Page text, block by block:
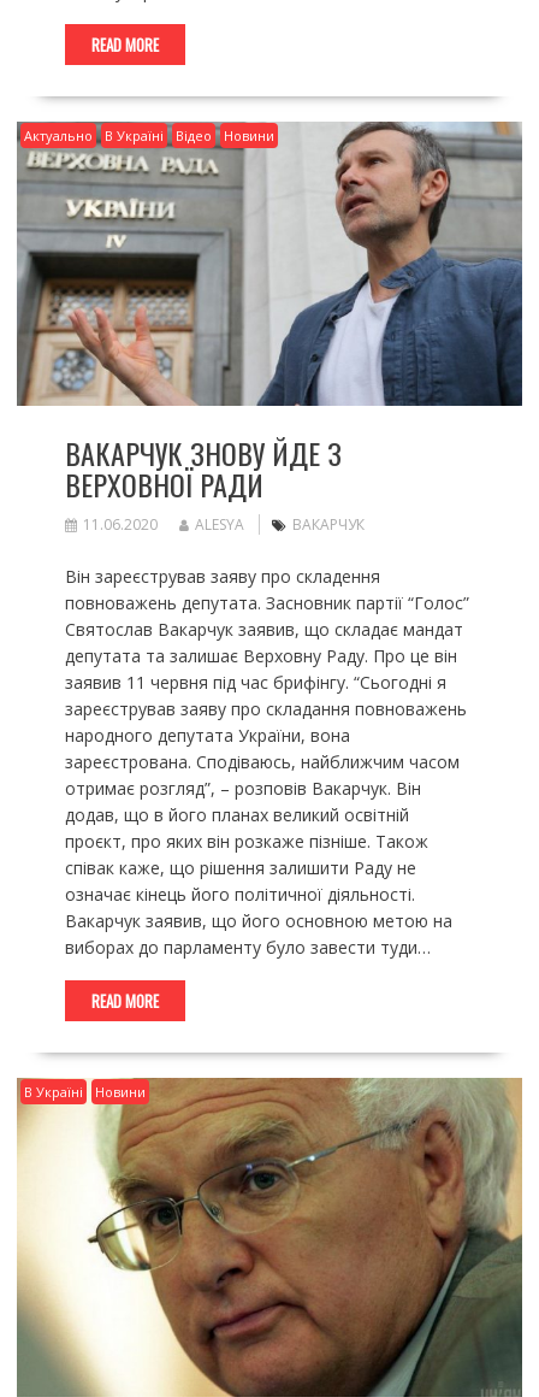
READ MORE
Актуально В Україні Відео Новини
ВАКАРЧУК ЗНОВУ ЙДЕ З
ВЕРХОВНОЇ РАДИ
11.06.2020 ALESYA ВАКАРЧУК
Він зареєстрував заяву про складення
повноважень депутата. Засновник партії “Голос”
Святослав Вакарчук заявив, що складає мандат
депутата та залишає Верховну Раду. Про це він
заявив 11 червня під час брифінгу. “Сьогодні я
зареєстрував заяву про складання повноважень
народного депутата України, вона
зареєстрована. Сподіваюсь, найближчим часом
отримає розгляд”, – розповів Вакарчук. Він
додав, що в його планах великий освітній
проєкт, про яких він розкаже пізніше. Також
співак каже, що рішення залишити Раду не
означає кінець його політичної діяльності.
Вакарчук заявив, що його основною метою на
виборах до парламенту було завести туди…
READ MORE
В Україні Новини